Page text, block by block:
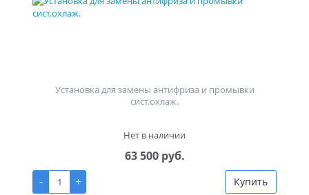
Установка для замены антифриза и промывки
сист.охлаж.
Нет в наличии
63 500 руб.
-
+ Купить